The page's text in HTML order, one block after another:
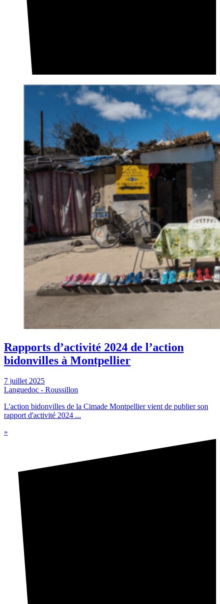
Rapports d’activité 2024 de l’action
bidonvilles à Montpellier
7 juillet 2025
Languedoc - Roussillon
L'action bidonvilles de la Cimade Montpellier vient de publier son
rapport d'activité 2024 ...
»